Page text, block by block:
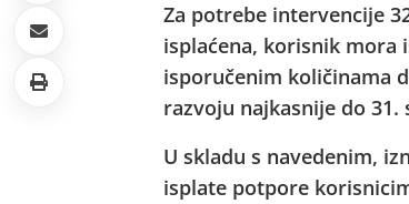
Za potrebe intervencije
isplaćena, korisnik mora
isporučenim količinama
razvoju najkasnije do 31.
U skladu s navedenim,
isplate potpore